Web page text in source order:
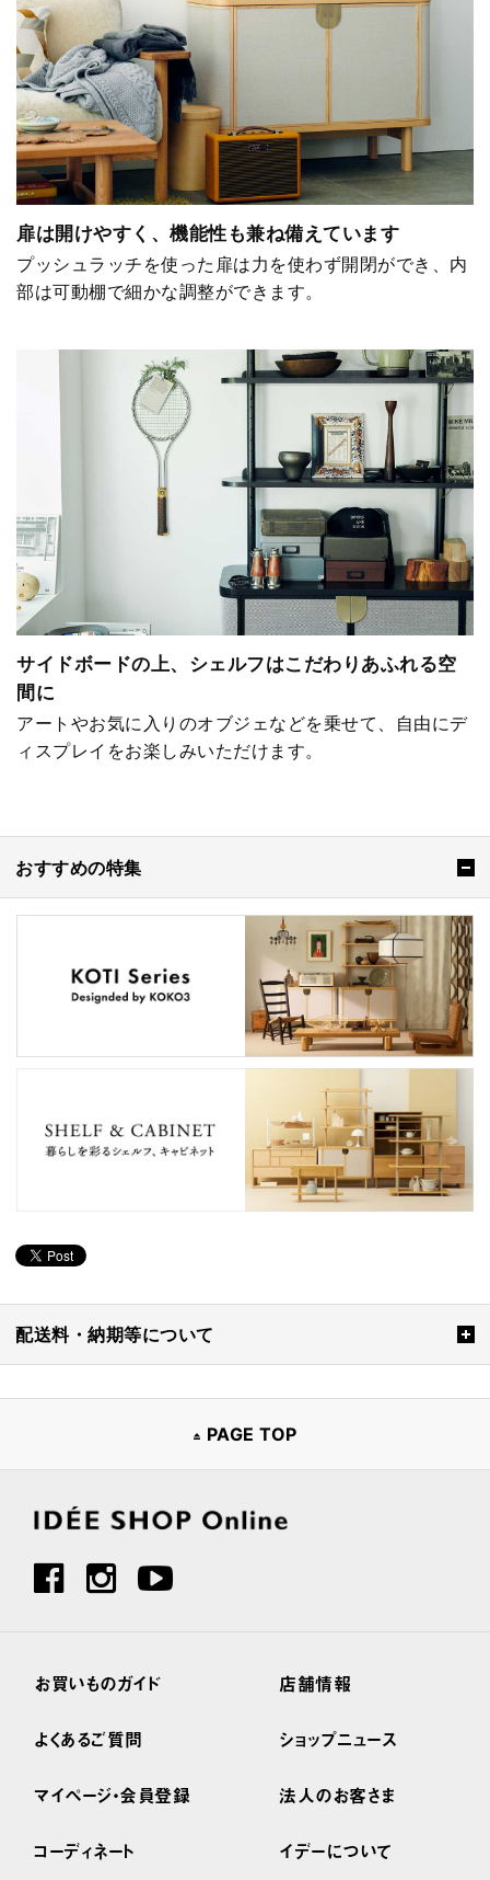
扉は開けやすく、機能性も兼ね備えています
プッシュラッチを使った扉は力を使わず開閉ができ、内
部は可動棚で細かな調整ができます。
サイドボードの上、シェルフはこだわりあふれる空
間に
アートやお気に入りのオブジェなどを乗せて、自由にデ
ィスプレイをお楽しみいただけます。
おすすめの特集
配送料・納期等について
PAGE TOP
お買いものガイド
よくあるご質問
マイページ・会員登録
コーディネート
店舗情報
ショップニュース
法人のお客さま
イデーについて